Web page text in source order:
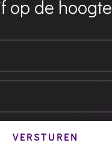
op de hoogte
VERSTUREN